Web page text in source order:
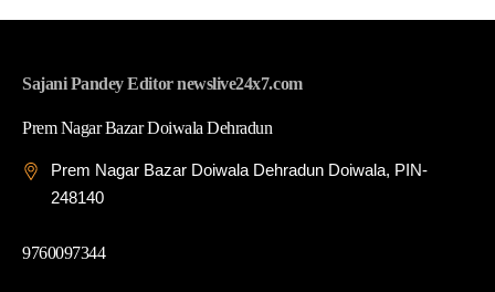
Sajani Pandey Editor newslive24x7.com
Prem Nagar Bazar Doiwala Dehradun
Prem Nagar Bazar Doiwala Dehradun Doiwala, PIN-
248140
9760097344